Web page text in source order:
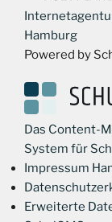
Hamburg
Powered by
Das Content-
System für
Impressum
Erweiterte